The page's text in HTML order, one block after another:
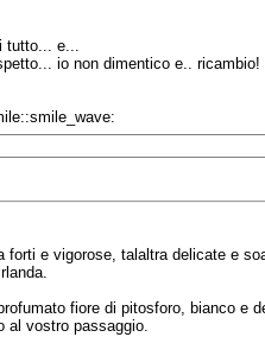
tutto... e...
io non dimentico e.. ricambio!
e vigorose, talaltra delicate e
fiore di pitosforo, bianco
al vostro passaggio.